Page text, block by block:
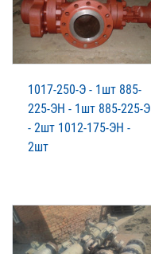
1017-250-Э - 1шт 885-
225-ЭН - 1шт 885-225-Э
- 2шт 1012-175-ЭН -
2шт